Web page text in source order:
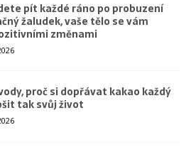
pít každé ráno po probuzení
žaludek, vaše tělo se vám
změnami
proč si dopřávat kakao každý
tak svůj život